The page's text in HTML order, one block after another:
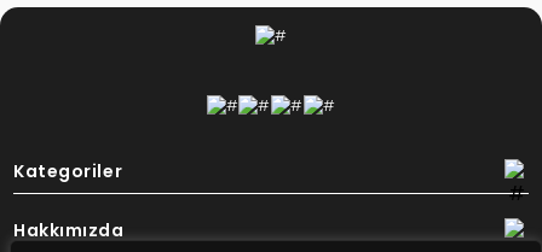
Kategoriler
Hakkımızda